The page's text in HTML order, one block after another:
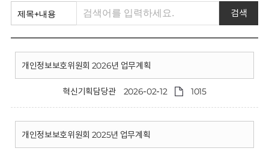
검색
개인정보보호위원회 2026년 업무계획
혁신기획담당관 2026-02-12 1015
개인정보보호위원회 2025년 업무계획